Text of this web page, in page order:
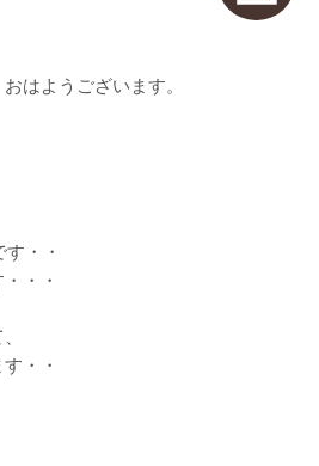
はようございます。
・・
・・
・・